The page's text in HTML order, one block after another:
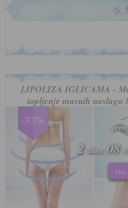
LIPOLIZA IGLICAMA -
topljenje masnih
-33%
2 dana 08 h
2 dana 08 h